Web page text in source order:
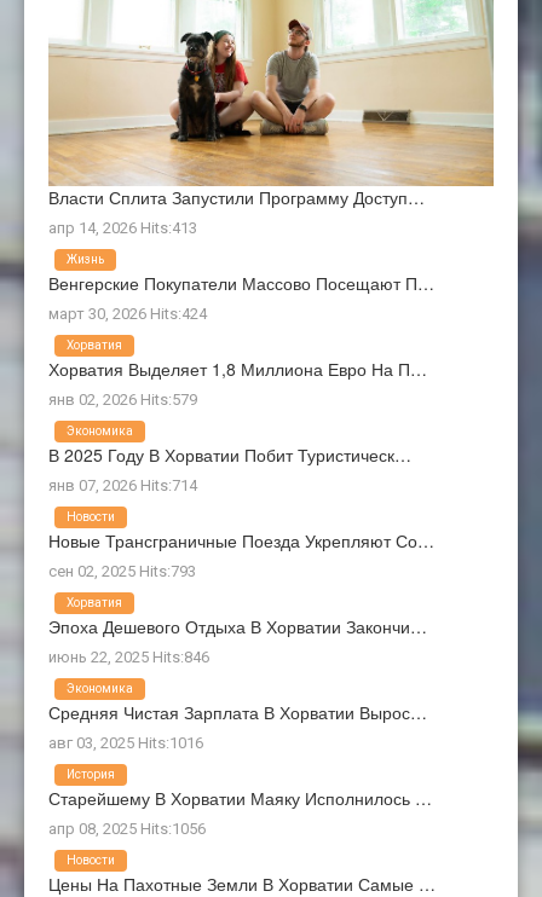
Власти Сплита Запустили Программу Доступ…
апр 14, 2026 Hits:413
Венгерские Покупатели Массово Посещают П…
март 30, 2026 Hits:424
Жизнь
Хорватия Выделяет 1,8 Миллиона Евро На П…
янв 02, 2026 Hits:579
Хорватия
В 2025 Году В Хорватии Побит Туристическ…
янв 07, 2026 Hits:714
Экономика
Новые Трансграничные Поезда Укрепляют Со…
сен 02, 2025 Hits:793
Новости
Эпоха Дешевого Отдыха В Хорватии Закончи…
июнь 22, 2025 Hits:846
Хорватия
Средняя Чистая Зарплата В Хорватии Вырос…
авг 03, 2025 Hits:1016
Экономика
Старейшему В Хорватии Маяку Исполнилось …
апр 08, 2025 Hits:1056
История
Цены На Пахотные Земли В Хорватии Самые …
Новости